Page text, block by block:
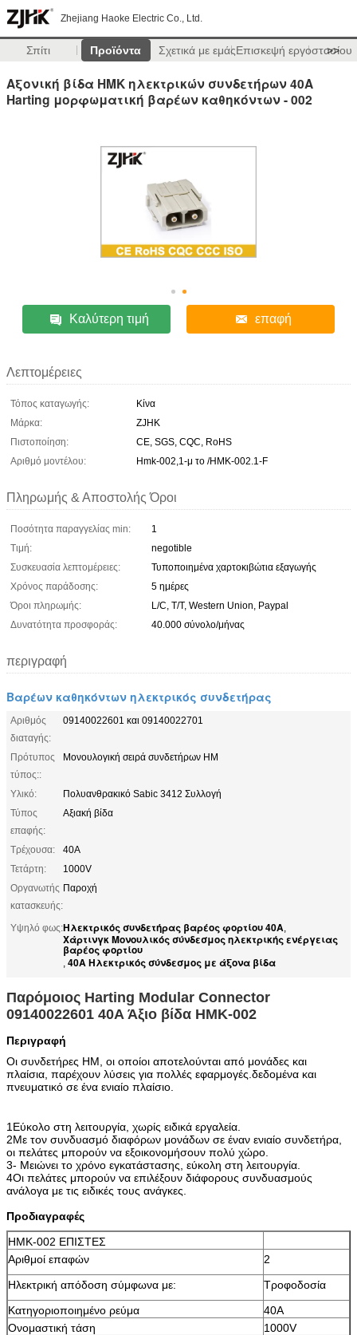
Zhejiang Haoke Electric Co., Ltd.
Σπίτι Προϊόντα Σχετικά με εμάςΕπισκεψή εργοστασίου
>>
Αξονική βίδα HMK ηλεκτρικών συνδετήρων 40A
Harting μορφωματική βαρέων καθηκόντων - 002
Καλύτερη τιμή επαφή
Λεπτομέρειες
Τόπος καταγωγής:
Κίνα
Μάρκα:
ZJHK
Πιστοποίηση:
CE, SGS, CQC, RoHS
Αριθμό μοντέλου:
Hmk-002,1-μ το /HMK-002.1-F
Πληρωμής & Αποστολής Όροι
Ποσότητα παραγγελίας min:
1
Τιμή:
negotible
Συσκευασία λεπτομέρειες:
Τυποποιημένα χαρτοκιβώτια εξαγωγής
Χρόνος παράδοσης:
5 ημέρες
Όροι πληρωμής:
L/C, T/T, Western Union, Paypal
Δυνατότητα προσφοράς:
40.000 σύνολο/μήνας
περιγραφή
Βαρέων καθηκόντων ηλεκτρικός συνδετήρας
Αριθμός
διαταγής:
09140022601 και 09140022701
Πρότυπος
τύπος::
Μονουλογική σειρά συνδετήρων HM
Υλικό:
Πολυανθρακικό Sabic 3412 Συλλογή
Τύπος
επαφής:
Αξιακή βίδα
Τρέχουσα:
40Α
Τετάρτη:
1000V
Οργανωτής
κατασκευής:
Παροχή
Υψηλό φως:Ηλεκτρικός συνδετήρας βαρέος φορτίου 40A,
Χάρτινγκ Μονουλικός σύνδεσμος ηλεκτρικής ενέργειας
βαρέος φορτίου
, 40A Ηλεκτρικός σύνδεσμος με άξονα βίδα
Παρόμοιος Harting Modular Connector
09140022601 40A Άξιο βίδα HMK-002
Περιγραφή
Οι συνδετήρες HM, οι οποίοι αποτελούνται από μονάδες και
πλαίσια, παρέχουν λύσεις για πολλές εφαρμογές.δεδομένα και
πνευματικό σε ένα ενιαίο πλαίσιο.
1Εύκολο στη λειτουργία, χωρίς ειδικά εργαλεία.
2Με τον συνδυασμό διαφόρων μονάδων σε έναν ενιαίο συνδετήρα,
οι πελάτες μπορούν να εξοικονομήσουν πολύ χώρο.
3- Μειώνει το χρόνο εγκατάστασης, εύκολη στη λειτουργία.
4Οι πελάτες μπορούν να επιλέξουν διάφορους συνδυασμούς
ανάλογα με τις ειδικές τους ανάγκες.
Προδιαγραφές
HMK-002 ΕΠΙΣΤΕΣ
Αριθμοί επαφών
2
Ηλεκτρική απόδοση σύμφωνα με:
Τροφοδοσία
Κατηγοριοποιημένο ρεύμα
40Α
Ονομαστική τάση
1000V